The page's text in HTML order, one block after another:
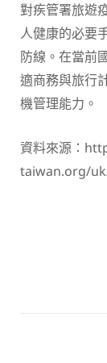
對疾管署旅遊
人健康的必要
防線。在當前
適商務與旅行
機管理能力。
資料來源：
taiwan.org/